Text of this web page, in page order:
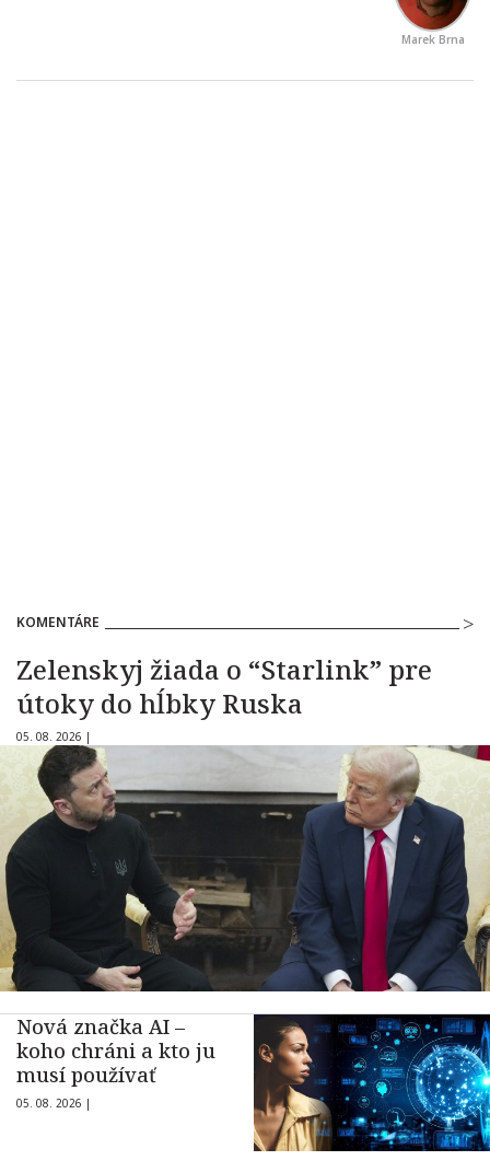
Marek Brna
KOMENTÁRE
Zelenskyj žiada o “Starlink” pre
útoky do hĺbky Ruska
05. 08. 2026 |
Nová značka AI –
koho chráni a kto ju
musí používať
05. 08. 2026 |